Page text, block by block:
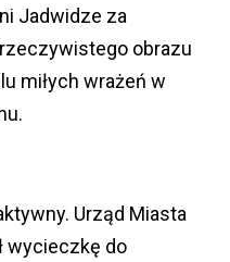
Jadwidze za
obrazu
miłych wrażeń w
Urząd Miasta
wycieczkę do